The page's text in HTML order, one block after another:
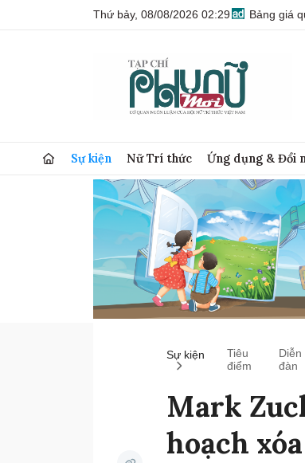
Thứ bảy, 08/08/2026 02:29 Bảng giá
Sự kiện Nữ Trí thức Ứng dụng & Đổi
Sự kiện
Tiêu
điểm
Diễn
đàn
Mark
hoạch